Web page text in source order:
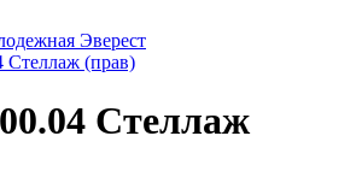
Эверест
Стеллаж (прав)
Стеллаж